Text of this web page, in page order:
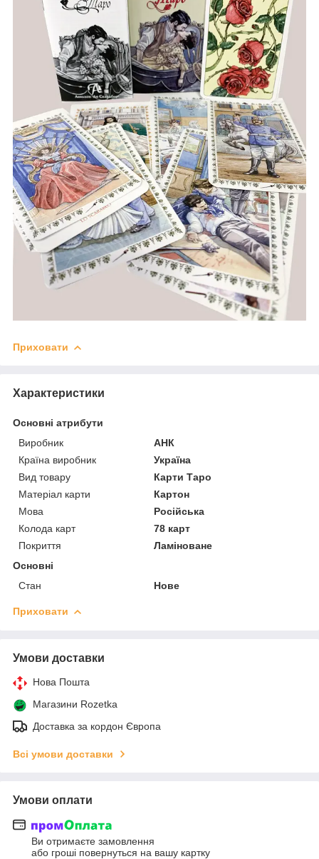
Приховати
Характеристики
Основні атрибути
Виробник
АНК
Країна виробник
Україна
Вид товару
Карти Таро
Матеріал карти
Картон
Мова
Російська
Колода карт
78 карт
Покриття
Ламіноване
Основні
Стан
Нове
Приховати
Умови доставки
Нова Пошта
Магазини Rozetka
Доставка за кордон Європа
Всі умови доставки
Умови оплати
Ви отримаєте замовлення
або гроші повернуться на вашу картку